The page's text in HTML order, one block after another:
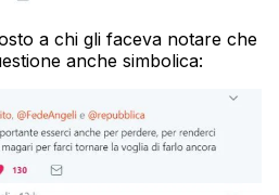
a chi gli faceva notare che
anche simbolica: